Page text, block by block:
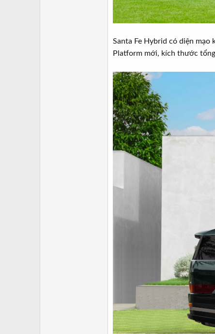
Santa Fe Hybrid có diện mạo
Platform mới, kích thước